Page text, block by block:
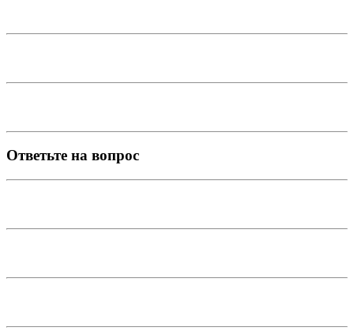
Ответьте на вопрос